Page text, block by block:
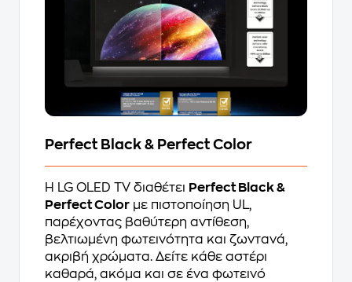
Perfect Black & Perfect Color
Η LG OLED TV διαθέτει Perfect Black &
Perfect Color με πιστοποίηση UL,
παρέχοντας βαθύτερη αντίθεση,
βελτιωμένη φωτεινότητα και ζωντανά,
ακριβή χρώματα. Δείτε κάθε αστέρι
καθαρά, ακόμα και σε ένα φωτεινό